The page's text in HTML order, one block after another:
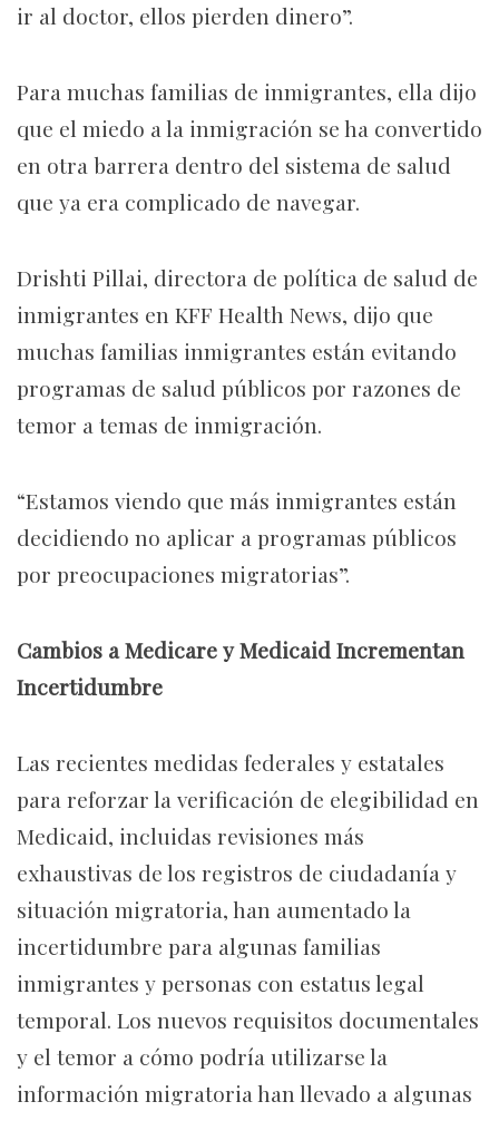
ir al doctor, ellos pierden dinero”.
Para muchas familias de inmigrantes, ella dijo
que el miedo a la inmigración se ha convertido
en otra barrera dentro del sistema de salud
que ya era complicado de navegar.
Drishti Pillai, directora de política de salud de
inmigrantes en KFF Health News, dijo que
muchas familias inmigrantes están evitando
programas de salud públicos por razones de
temor a temas de inmigración.
“Estamos viendo que más inmigrantes están
decidiendo no aplicar a programas públicos
por preocupaciones migratorias”.
Cambios a Medicare y Medicaid Incrementan
Incertidumbre
Las recientes medidas federales y estatales
para reforzar la verificación de elegibilidad en
Medicaid, incluidas revisiones más
exhaustivas de los registros de ciudadanía y
situación migratoria, han aumentado la
incertidumbre para algunas familias
inmigrantes y personas con estatus legal
temporal. Los nuevos requisitos documentales
y el temor a cómo podría utilizarse la
información migratoria han llevado a algunas